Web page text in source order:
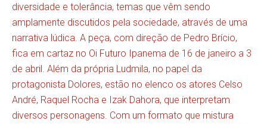
diversidade e tolerância, temas que vêm sendo
amplamente discutidos pela sociedade, através de uma
narrativa lúdica. A peça, com direção de Pedro Brício,
fica em cartaz no Oi Futuro Ipanema de 16 de janeiro a 3
de abril. Além da própria Ludmila, no papel da
protagonista Dolores, estão no elenco os atores Celso
André, Raquel Rocha e Izak Dahora, que interpretam
diversos personagens. Com um formato que mistura